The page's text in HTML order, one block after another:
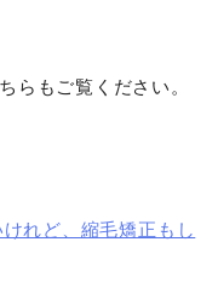
らもご覧ください。
れど、縮毛矯正もし